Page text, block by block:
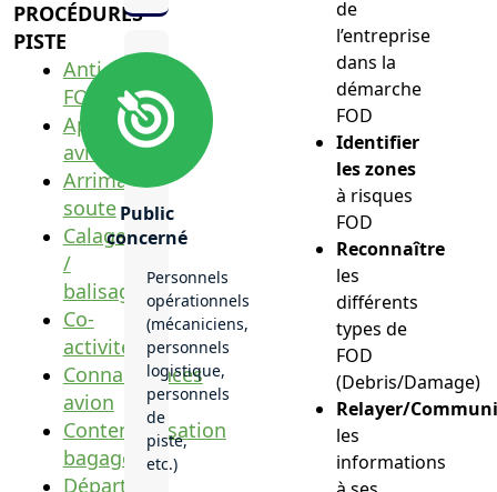
PROCÉDURES
PISTE
Anti
FOD
Approche
avion
Arrimage
soute
Calage
/
balisage
Co-
activité
Connaissances
avion
Conteneurisation
bagages
Départ
Public
concerné
Personnels
opérationnels
(mécaniciens,
personnels
logistique,
personnels
de
piste,
etc.)
de
l’entreprise
dans la
démarche
FOD
Identifier
les zones
à risques
FOD
Reconnaître
les
différents
types de
FOD
(Debris/Damage)
Relayer/
les
informations